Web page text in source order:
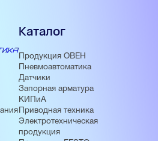
Каталог
Продукция ОВЕН
Пневмоавтоматика
Датчики
Запорная арматура
КИПиА
Приводная техника
Электротехническая
продукция